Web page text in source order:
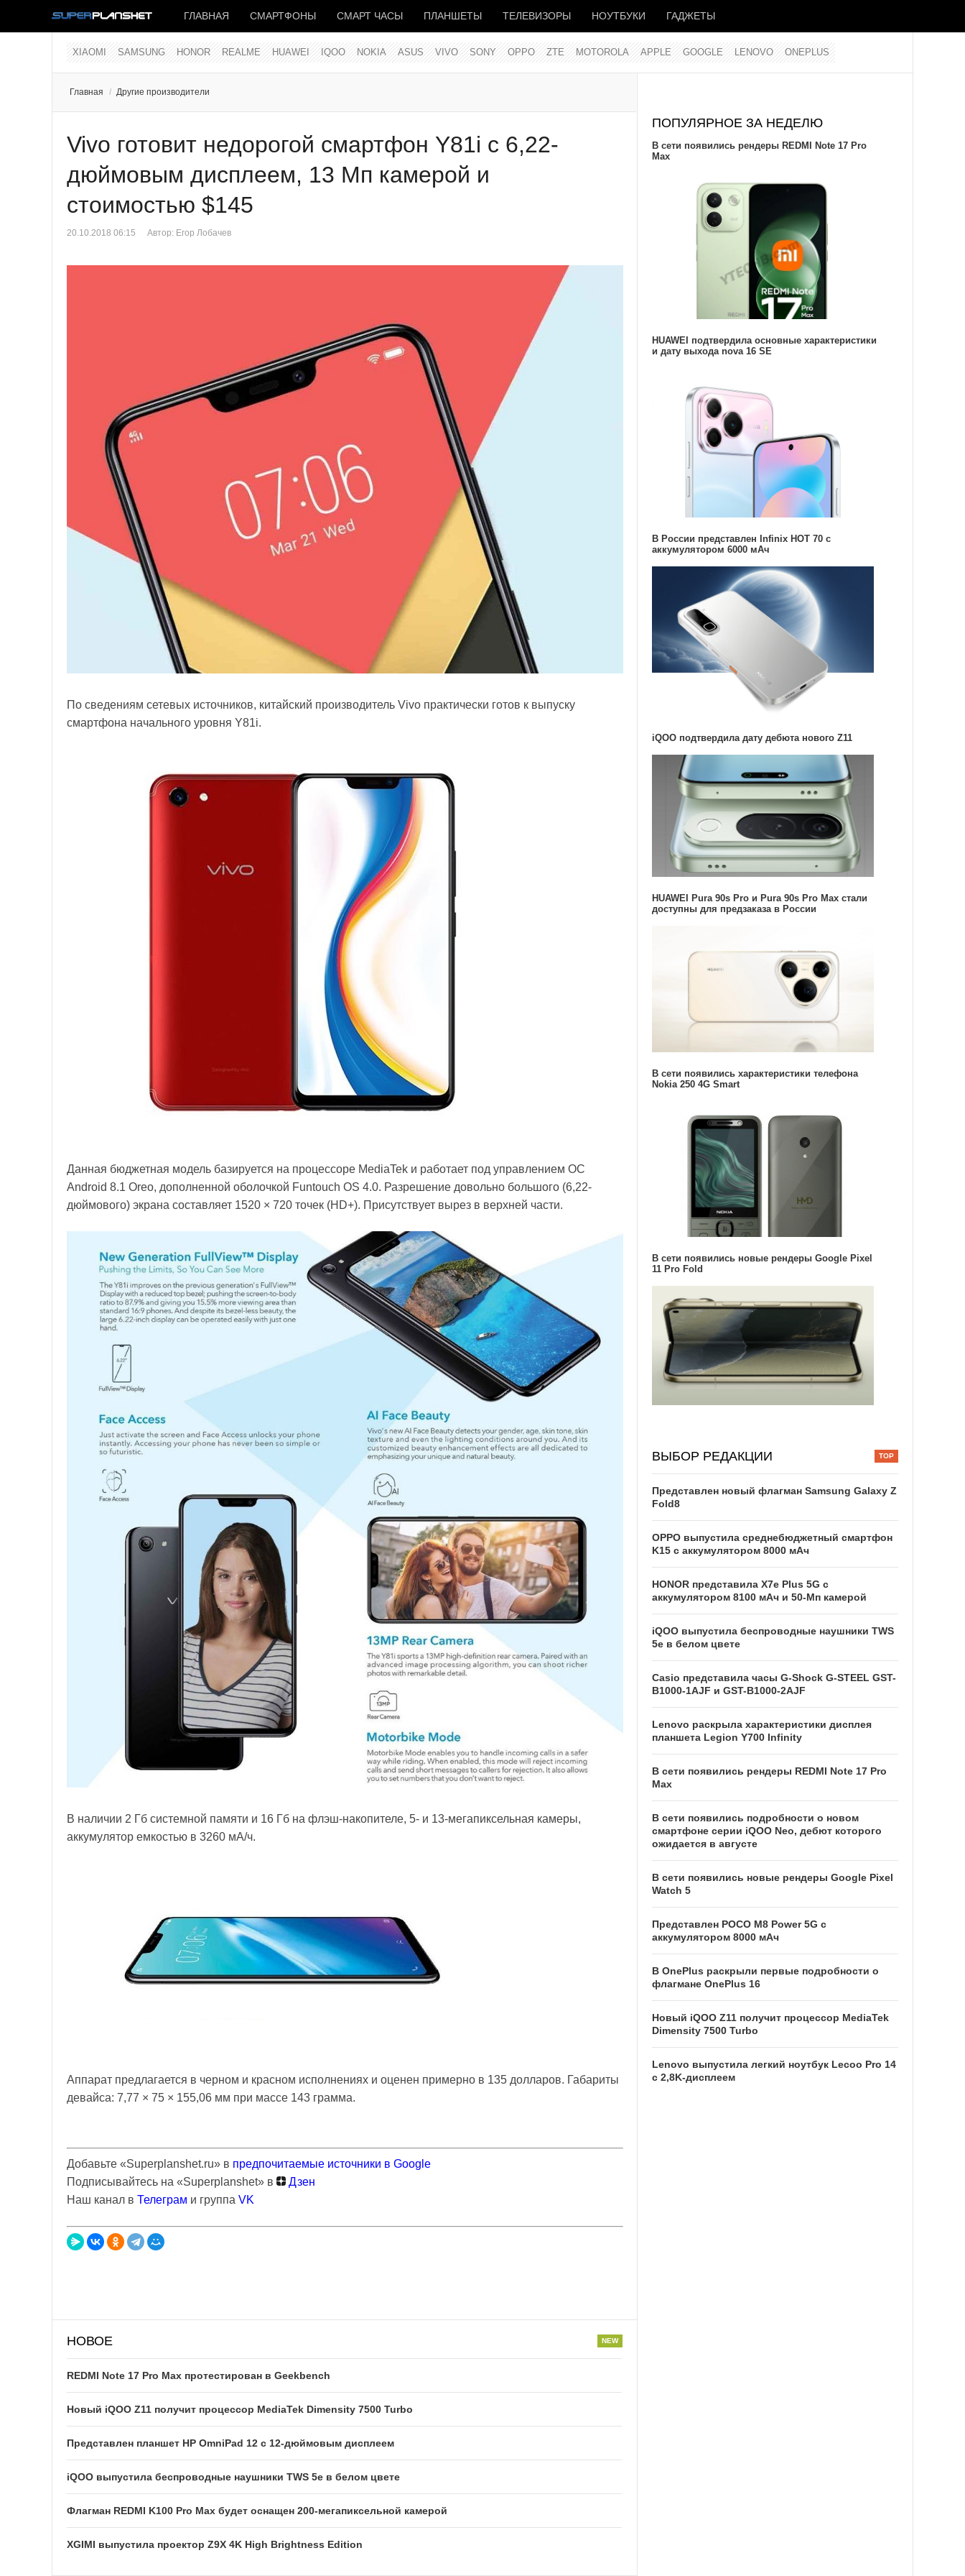
ГЛАВНАЯ СМАРТФОНЫ СМАРТ ЧАСЫ ПЛАНШЕТЫ ТЕЛЕВИЗОРЫ НОУТБУКИ ГАДЖЕТЫ
XIAOMI SAMSUNG HONOR REALME HUAWEI IQOO NOKIA ASUS VIVO SONY OPPO ZTE MOTOROLA APPLE GOOGLE LENOVO ONEPLUS
Главная / Другие производители
Vivo готовит недорогой смартфон Y81i с 6,22-
дюймовым дисплеем, 13 Мп камерой и
стоимостью $145
20.10.2018 06:15 Автор: Егор Лобачев
По сведениям сетевых источников, китайский производитель Vivo практически готов к выпуску
смартфона начального уровня Y81i.
Данная бюджетная модель базируется на процессоре MediaTek и работает под управлением ОС
Android 8.1 Oreo, дополненной оболочкой Funtouch OS 4.0. Разрешение довольно большого (6,22-
дюймового) экрана составляет 1520 × 720 точек (HD+). Присутствует вырез в верхней части.
В наличии 2 Гб системной памяти и 16 Гб на флэш-накопителе, 5- и 13-мегапиксельная камеры,
аккумулятор емкостью в 3260 мА/ч.
Аппарат предлагается в черном и красном исполнениях и оценен примерно в 135 долларов. Габариты
девайса: 7,77 × 75 × 155,06 мм при массе 143 грамма.
Добавьте «Superplanshet.ru» в предпочитаемые источники в Google
Подписывайтесь на «Superplanshet» в
Дзен
Наш канал в Телеграм и группа VK
НОВОЕ
REDMI Note 17 Pro Max протестирован в Geekbench
Новый iQOO Z11 получит процессор MediaTek Dimensity 7500 Turbo
Представлен планшет HP OmniPad 12 с 12-дюймовым дисплеем
iQOO выпустила беспроводные наушники TWS 5e в белом цвете
Флагман REDMI K100 Pro Max будет оснащен 200-мегапиксельной камерой
XGIMI выпустила проектор Z9X 4K High Brightness Edition
ПОПУЛЯРНОЕ ЗА НЕДЕЛЮ
В сети появились рендеры REDMI Note 17 Pro
Max
HUAWEI подтвердила основные характеристики
и дату выхода nova 16 SE
В России представлен Infinix HOT 70 с
аккумулятором 6000 мАч
iQOO подтвердила дату дебюта нового Z11
HUAWEI Pura 90s Pro и Pura 90s Pro Max стали
доступны для предзаказа в России
В сети появились характеристики телефона
Nokia 250 4G Smart
В сети появились новые рендеры Google Pixel
11 Pro Fold
ВЫБОР РЕДАКЦИИ
Представлен новый флагман Samsung Galaxy Z
Fold8
OPPO выпустила среднебюджетный смартфон
K15 с аккумулятором 8000 мАч
HONOR представила X7e Plus 5G с
аккумулятором 8100 мАч и 50-Мп камерой
iQOO выпустила беспроводные наушники TWS
5e в белом цвете
Casio представила часы G-Shock G-STEEL GST-
B1000-1AJF и GST-B1000-2AJF
Lenovo раскрыла характеристики дисплея
планшета Legion Y700 Infinity
В сети появились рендеры REDMI Note 17 Pro
Max
В сети появились подробности о новом
смартфоне серии iQOO Neo, дебют которого
ожидается в августе
В сети появились новые рендеры Google Pixel
Watch 5
Представлен POCO M8 Power 5G с
аккумулятором 8000 мАч
В OnePlus раскрыли первые подробности о
флагмане OnePlus 16
Новый iQOO Z11 получит процессор MediaTek
Dimensity 7500 Turbo
Lenovo выпустила легкий ноутбук Lecoo Pro 14
с 2,8K-дисплеем